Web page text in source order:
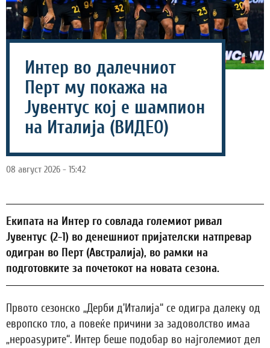
Интер во далечниот
Перт му покажа на
Јувентус кој е шампион
на Италија (ВИДЕО)
08 август 2026 - 15:42
Екипата на Интер го совлада големиот ривал
Јувентус (2-1) во денешниот пријателски натпревар
одигран во Перт (Австралија), во рамки на
подготовките за почетокот на новата сезона.
Првото сезонско „Дерби д’Италија“ се одигра далеку од
европско тло, а повеќе причини за задоволство имаа
„нероаѕурите“. Интер беше подобар во најголемиот дел